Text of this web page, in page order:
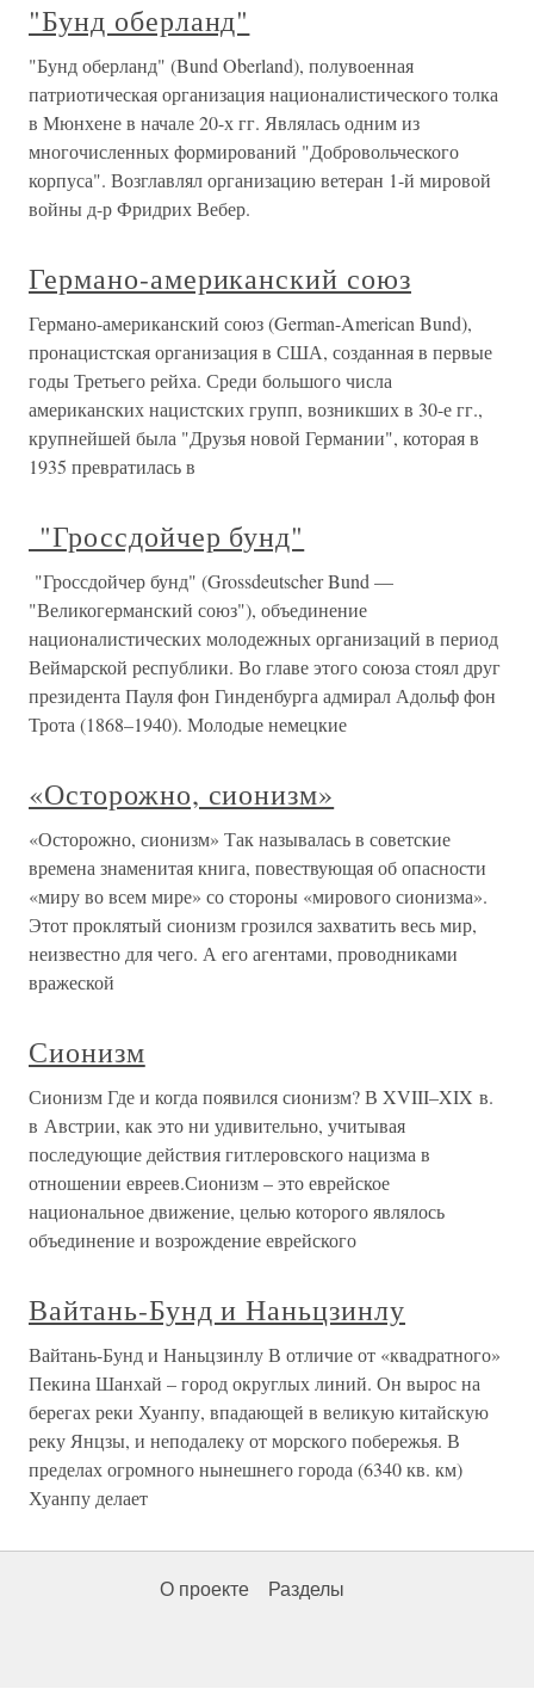
"Бунд оберланд"
"Бунд оберланд" (Bund Oberland), полувоенная
патриотическая организация националистического толка
в Мюнхене в начале 20-х гг. Являлась одним из
многочисленных формирований "Добровольческого
корпуса". Возглавлял организацию ветеран 1-й мировой
войны д-р Фридрих Вебер.
Германо-американский союз
Германо-американский союз (German-American Bund),
пронацистская организация в США, созданная в первые
годы Третьего рейха. Среди большого числа
американских нацистских групп, возникших в 30-е гг.,
крупнейшей была "Друзья новой Германии", которая в
1935 превратилась в
"Гроссдойчер бунд"
"Гроссдойчер бунд" (Grossdeutscher Bund —
"Великогерманский союз"), объединение
националистических молодежных организаций в период
Веймарской республики. Во главе этого союза стоял друг
президента Пауля фон Гинденбурга адмирал Адольф фон
Трота (1868–1940). Молодые немецкие
«Осторожно, сионизм»
«Осторожно, сионизм» Так называлась в советские
времена знаменитая книга, повествующая об опасности
«миру во всем мире» со стороны «мирового сионизма».
Этот проклятый сионизм грозился захватить весь мир,
неизвестно для чего. А его агентами, проводниками
вражеской
Сионизм
Сионизм Где и когда появился сионизм? В XVIII–XIX в.
в Австрии, как это ни удивительно, учитывая
последующие действия гитлеровского нацизма в
отношении евреев.Сионизм – это еврейское
национальное движение, целью которого являлось
объединение и возрождение еврейского
Вайтань-Бунд и Наньцзинлу
Вайтань-Бунд и Наньцзинлу В отличие от «квадратного»
Пекина Шанхай – город округлых линий. Он вырос на
берегах реки Хуанпу, впадающей в великую китайскую
реку Янцзы, и неподалеку от морского побережья. В
пределах огромного нынешнего города (6340 кв. км)
Хуанпу делает
О проекте Разделы